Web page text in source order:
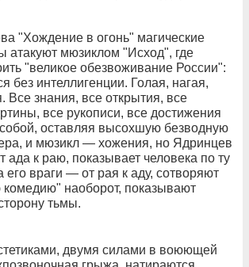
"Хождение в огонь" магические
атакуют мюзиклом "Исход", где
"великое обезвоживание России":
без интеллигенции. Голая, нагая,
Все знания, все открытия, все
все рукописи, все достижения
оставляя высохшую безводную
и мюзикл — хожения, но Ядринцев
ада к раю, показывает человека по ту
его враги — от рая к аду, сотворяют
наоборот, показывают
тьмы.
двумя силами в воюющей